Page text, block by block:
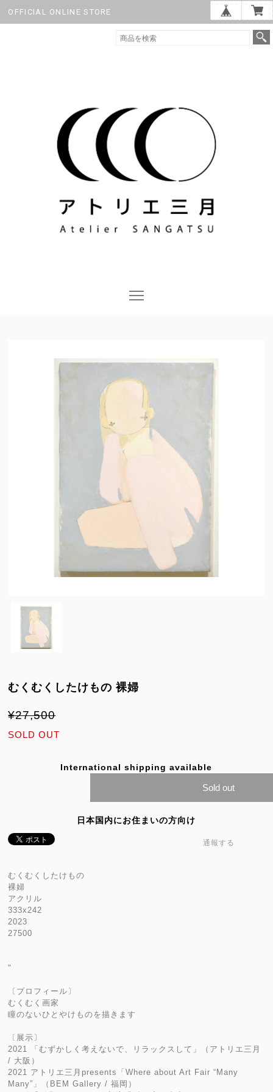
OFFICIAL ONLINE STORE
むくむくしたけもの 裸婦
¥27,500
SOLD OUT
International shipping available
Sold out
日本国内にお住まいの方向け
通報する
むくむくしたけもの
裸婦
アクリル
333x242
2023
27500
"
〔プロフィール〕
むくむく画家
瞳のないひとやけものを描きます
〔展示〕
2021 「むずかしく考えないで、リラックスして」（アトリエ三月
/ 大阪）
2021 アトリエ三月presents「Where about Art Fair “Many
Many”」（BEM Gallery / 福岡）